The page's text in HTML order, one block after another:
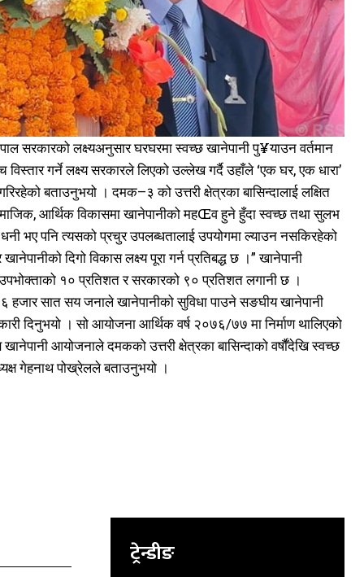
सरकारको लक्ष्यअनुसार घरघरमा स्वच्छ खानेपानी पु¥याउन वर्तमान
गर्ने लक्ष्य सरकारले लिएको उल्लेख गर्दै उहाँले ‘एक घर, एक धारा’
बताउनुभयो । दमक–३ को उत्तरी क्षेत्रका बासिन्दालाई लक्षित
आर्थिक विकासमा खानेपानीको महŒव हुने हुँदा स्वच्छ तथा सुलभ
भए पनि त्यसको प्रचुर उपलब्धतालाई उपयोगमा ल्याउन नसकिरहेको
दिगो विकास लक्ष्य पूरा गर्न प्रतिबद्ध छ ।” खानेपानी
१० प्रतिशत र सरकारको ९० प्रतिशत लगानी छ ।
हजार सात सय जनाले खानेपानीको सुविधा पाउने सङघीय खानेपानी
दिनुभयो । सो आयोजना आर्थिक वर्ष २०७६/७७ मा निर्माण थालिएको
आयोजनाले दमकको उत्तरी क्षेत्रका बासिन्दाको वर्षाैंदेखि स्वच्छ
गेहनाथ पोख्रेलले बताउनुभयो ।
ट्रेन्डीङ